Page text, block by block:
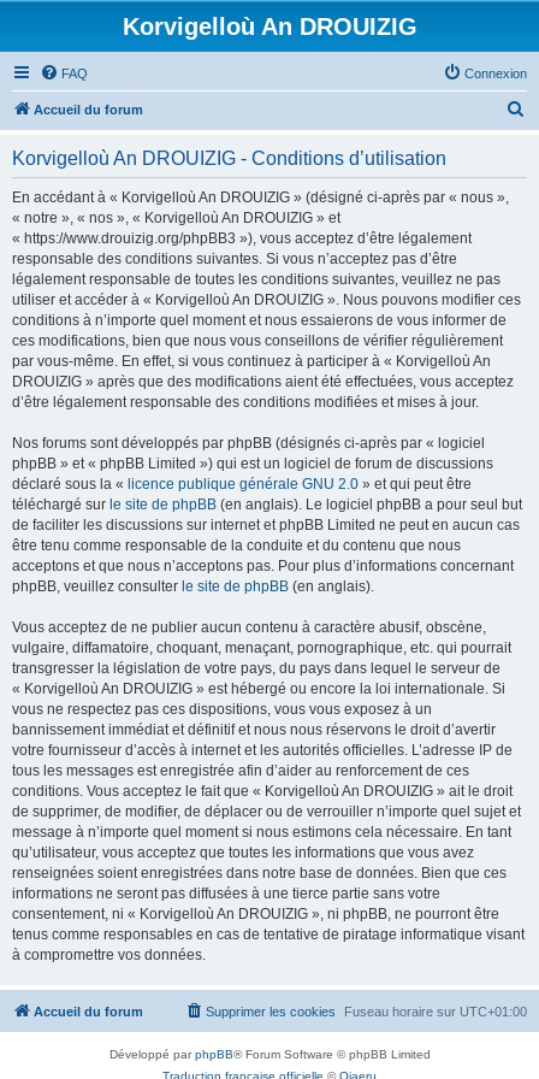
Korvigelloù An DROUIZIG
FAQ Connexion
Accueil du forum
Korvigelloù An DROUIZIG - Conditions d’utilisation
En accédant à « Korvigelloù An DROUIZIG » (désigné ci-après par « nous »,
« notre », « nos », « Korvigelloù An DROUIZIG » et
« https://www.drouizig.org/phpBB3 »), vous acceptez d’être légalement
responsable des conditions suivantes. Si vous n’acceptez pas d’être
légalement responsable de toutes les conditions suivantes, veuillez ne pas
utiliser et accéder à « Korvigelloù An DROUIZIG ». Nous pouvons modifier ces
conditions à n’importe quel moment et nous essaierons de vous informer de
ces modifications, bien que nous vous conseillons de vérifier régulièrement
par vous-même. En effet, si vous continuez à participer à « Korvigelloù An
DROUIZIG » après que des modifications aient été effectuées, vous acceptez
d’être légalement responsable des conditions modifiées et mises à jour.
Nos forums sont développés par phpBB (désignés ci-après par « logiciel
phpBB » et « phpBB Limited ») qui est un logiciel de forum de discussions
déclaré sous la « licence publique générale GNU 2.0 » et qui peut être
téléchargé sur le site de phpBB (en anglais). Le logiciel phpBB a pour seul but
de faciliter les discussions sur internet et phpBB Limited ne peut en aucun cas
être tenu comme responsable de la conduite et du contenu que nous
acceptons et que nous n’acceptons pas. Pour plus d’informations concernant
phpBB, veuillez consulter le site de phpBB (en anglais).
Vous acceptez de ne publier aucun contenu à caractère abusif, obscène,
vulgaire, diffamatoire, choquant, menaçant, pornographique, etc. qui pourrait
transgresser la législation de votre pays, du pays dans lequel le serveur de
« Korvigelloù An DROUIZIG » est hébergé ou encore la loi internationale. Si
vous ne respectez pas ces dispositions, vous vous exposez à un
bannissement immédiat et définitif et nous nous réservons le droit d’avertir
votre fournisseur d’accès à internet et les autorités officielles. L’adresse IP de
tous les messages est enregistrée afin d’aider au renforcement de ces
conditions. Vous acceptez le fait que « Korvigelloù An DROUIZIG » ait le droit
de supprimer, de modifier, de déplacer ou de verrouiller n’importe quel sujet et
message à n’importe quel moment si nous estimons cela nécessaire. En tant
qu’utilisateur, vous acceptez que toutes les informations que vous avez
renseignées soient enregistrées dans notre base de données. Bien que ces
informations ne seront pas diffusées à une tierce partie sans votre
consentement, ni « Korvigelloù An DROUIZIG », ni phpBB, ne pourront être
tenus comme responsables en cas de tentative de piratage informatique visant
à compromettre vos données.
Accueil du forum Fuseau horaire sur UTC+01:00
Supprimer les cookies
Développé parphpBB® Forum Software © phpBB Limited
Traduction française officielle ©Qiaeru